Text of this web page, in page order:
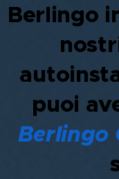
Berlingo
puoi
Berlingo